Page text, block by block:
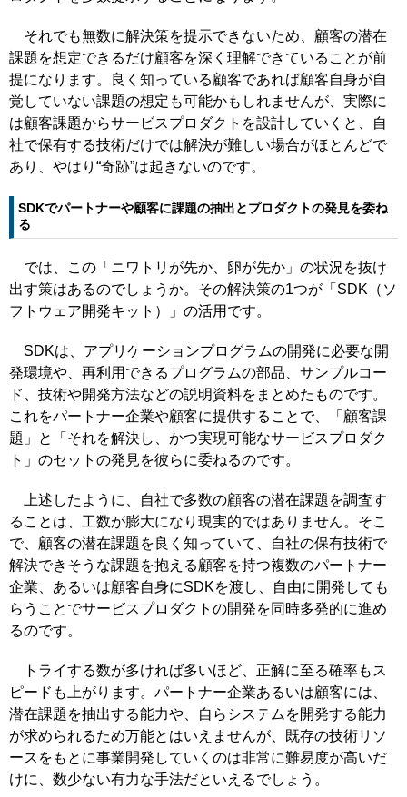
それでも無数に解決策を提示できないため、顧客の潜在
課題を想定できるだけ顧客を深く理解できていることが前
提になります。良く知っている顧客であれば顧客自身が自
覚していない課題の想定も可能かもしれませんが、実際に
は顧客課題からサービスプロダクトを設計していくと、自
社で保有する技術だけでは解決が難しい場合がほとんどで
あり、やはり“奇跡”は起きないのです。
SDKでパートナーや顧客に課題の抽出とプロダクトの発見を委ね
る
では、この「ニワトリが先か、卵が先か」の状況を抜け
出す策はあるのでしょうか。その解決策の1つが「SDK（ソ
フトウェア開発キット）」の活用です。
SDKは、アプリケーションプログラムの開発に必要な開
発環境や、再利用できるプログラムの部品、サンプルコー
ド、技術や開発方法などの説明資料をまとめたものです。
これをパートナー企業や顧客に提供することで、「顧客課
題」と「それを解決し、かつ実現可能なサービスプロダク
ト」のセットの発見を彼らに委ねるのです。
上述したように、自社で多数の顧客の潜在課題を調査す
ることは、工数が膨大になり現実的ではありません。そこ
で、顧客の潜在課題を良く知っていて、自社の保有技術で
解決できそうな課題を抱える顧客を持つ複数のパートナー
企業、あるいは顧客自身にSDKを渡し、自由に開発しても
らうことでサービスプロダクトの開発を同時多発的に進め
るのです。
トライする数が多ければ多いほど、正解に至る確率もス
ピードも上がります。パートナー企業あるいは顧客には、
潜在課題を抽出する能力や、自らシステムを開発する能力
が求められるため万能とはいえませんが、既存の技術リソ
ースをもとに事業開発していくのは非常に難易度が高いだ
けに、数少ない有力な手法だといえるでしょう。